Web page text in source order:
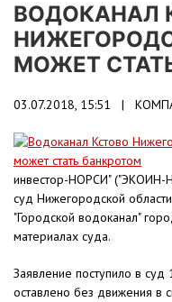
ВОДОКАНАЛ
МОЖЕТ
03.07.2018, 15:51 |
инвестор-НОРСИ" ("ЭКОИН-
суд Нижегородской
"Городской водоканал"
материалах суда.
Заявление поступило в
оставлено без движения в